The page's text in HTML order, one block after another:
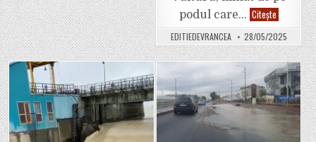
vagoanele
din
Gara
Mărășești.
Șase
persoane
au
fost
duse
la
spital.
podul care… CiteșteVideo.
Râul
Putna
iese
și
el
din
matcă,
în
anumite
zone.
Pericol
de
inundații
EDITIEDEVRANCEA 28/05/2025
Posted
in
Posted
in